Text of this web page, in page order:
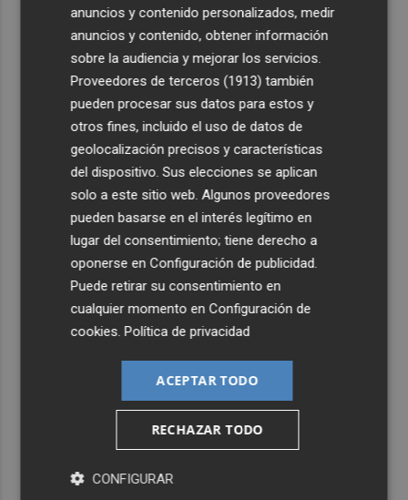
El once del Valencia CF para el último Trofeu Taronja de
Mestalla
Aemet prevé peligro de incendios "muy alto" o
"extremo" en la mayor parte de la Península y Baleares
el día del eclipse
Company: “Estamos comenzando a ver el equipo que
queremos ver en la Liga”
anuncios y contenido personalizados, medir
anuncios y contenido, obtener información
sobre la audiencia y mejorar los servicios.
Proveedores de terceros (1913) también
pueden procesar sus datos para estos y
otros fines, incluido el uso de datos de
geolocalización precisos y características
del dispositivo. Sus elecciones se aplican
solo a este sitio web. Algunos proveedores
pueden basarse en el interés legítimo en
lugar del consentimiento; tiene derecho a
oponerse enConfiguración de publicidad.
Puede retirar su consentimiento en
cualquier momento enConfiguración de
cookies.Política de privacidad
ACEPTAR TODO
RECHAZAR TODO
CONFIGURAR